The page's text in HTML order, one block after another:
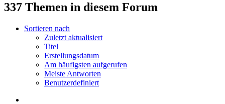
337 Themen in diesem Forum
Sortieren nach
Zuletzt aktualisiert
Titel
Erstellungsdatum
Am häufigsten aufgerufen
Meiste Antworten
Benutzerdefiniert